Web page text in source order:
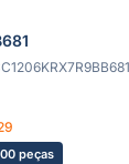
peças